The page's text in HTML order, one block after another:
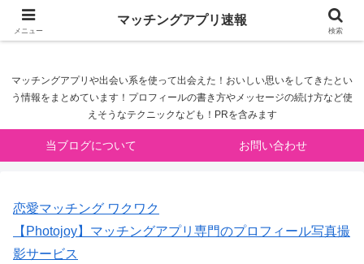
マッチングアプリ速報
マッチングアプリや出会い系を使って出会えた！おいしい思いをしてきたとい
う情報をまとめています！プロフィールの書き方やメッセージの続け方など使
えそうなテクニックなども！PRを含みます
当ブログについて お問い合わせ
恋愛マッチング ワクワク
【Photojoy】マッチングアプリ専門のプロフィール写真撮
影サービス
メニュー
マッチングアプリ速報
検索